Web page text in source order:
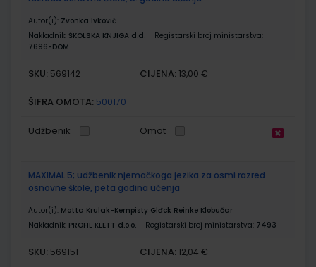
Autor(i): Zvonka Ivković
Nakladnik: ŠKOLSKA KNJIGA d.d.
Registarski broj ministarstva:
7696-DOM
SKU: 569142 CIJENA: 13,00 €
ŠIFRA OMOTA: 500170
Udžbenik Omot
MAXIMAL 5; udžbenik njemačkoga jezika za osmi razred
osnovne škole, peta godina učenja
Autor(i): Motta Krulak-Kempisty Glđck Reinke Klobučar
Nakladnik: PROFIL KLETT d.o.o. Registarski broj ministarstva: 7493
SKU: 569151 CIJENA: 12,04 €